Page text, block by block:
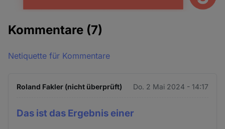
Kommentare (7)
Netiquette für Kommentare
Roland Fakler (nicht überprüft) Do. 2 Mai 2024 - 14:17
Das ist das Ergebnis einer